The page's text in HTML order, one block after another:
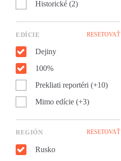
Historické (2)
EDÍCIE RESETOVAŤ
Dejiny
100%
Prekliati reportéri (+10)
Mimo edície (+3)
REGIÓN RESETOVAŤ
Rusko